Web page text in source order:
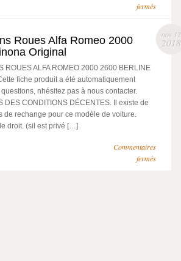
fermés
nov 12
2018
Roues Alfa Romeo 2000
Original
ROUES ALFA ROMEO 2000 2600 BERLINE
fiche produit a été automatiquement
nhésitez pas à nous contacter.
DES CONDITIONS DÉCENTES. Il existe de
de rechange pour ce modèle de voiture.
droit. (sil est privé […]
Commentaires
fermés